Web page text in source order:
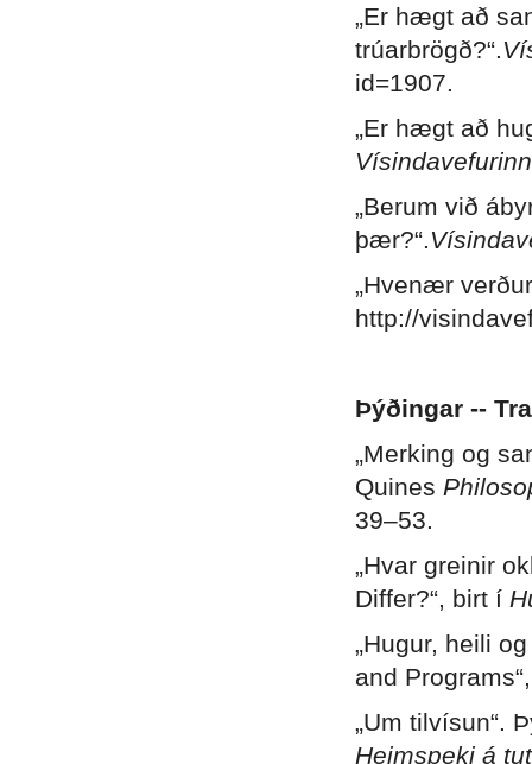
„Er hægt að
trúarbrögð?“.
id=1907.
„Er hægt að
Vísindavefurinn
„Berum við
þær?“.
„Hvenær
http://
Þýðingar --
„Merking og
Quines
39–53.
„Hvar greinir
Differ?“, birt í
„Hugur, heili
and
„Um tilvísun“.
Heimspeki á